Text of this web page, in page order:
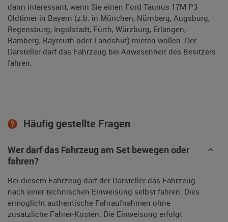
dann interessant, wenn Sie einen Ford Taunus 17M P3
Oldtimer in Bayern (z.b. in München, Nürnberg, Augsburg,
Regensburg, Ingolstadt, Fürth, Würzburg, Erlangen,
Bamberg, Bayreuth oder Landshut) mieten wollen. Der
Darsteller darf das Fahrzeug bei Anwesenheit des Besitzers
fahren.
Häufig gestellte Fragen
Wer darf das Fahrzeug am Set bewegen oder
fahren?
Bei diesem Fahrzeug darf der Darsteller das Fahrzeug
nach einer technischen Einweisung selbst fahren. Dies
ermöglicht authentische Fahraufnahmen ohne
zusätzliche Fahrer-Kosten. Die Einweisung erfolgt